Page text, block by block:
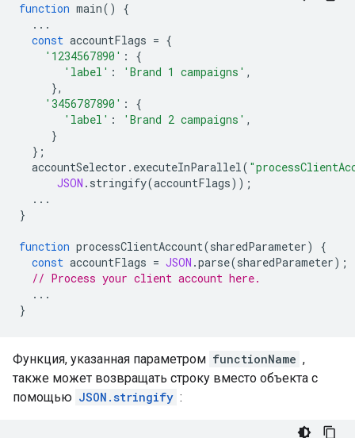
function main()
{
...
const accountFlags = {
'1234567890' :
{
'label' : 'Brand 1 campaigns' ,
},
'3456787890' :
{
'label' : 'Brand 2 campaigns' ,
}
};
accountSelector . executeInParallel(
JSON . stringify(accountFlags));
...
}
function processClientAccount(sharedParameter)
{
const accountFlags = JSON .parse(sharedParameter);
// Process your client account here.
...
}
Функция, указанная параметром functionName ,
также может возвращать строку вместо объекта с
помощью JSON.stringify :